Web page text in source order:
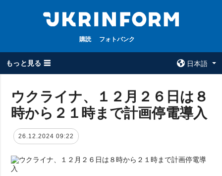
購読 フォトバンク
もっと見る ☰
日本語
全てのトピック
被占領地
政治
ウクルインフォ
ルム
コンタクト
ウクライナ、１２月２６日は８
時から２１時まで計画停電導入
26.12.2024 09:22